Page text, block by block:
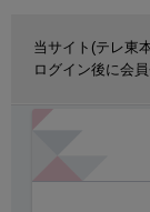
当サイト(テレ東
ログイン後に会